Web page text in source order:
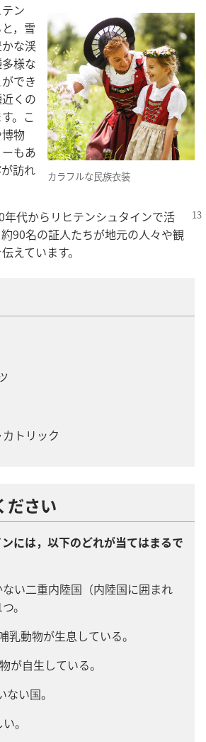
カラフルな民族衣装
ン
，雪
な渓
様な
でき
くの
。こ
物
もあ
訪れ
代からリヒテンシュタインで活
90名の証人たちが地元の人々や観
えています。
トリック
ださい
には，以下のどれが当てはまるで
い二重内陸国（内陸国に囲まれ
。
乳動物が生息している。
が自生している。
い国。
。